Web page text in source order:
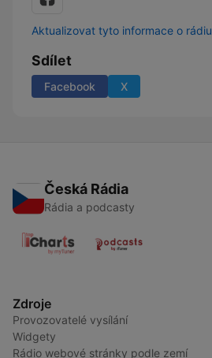
Aktualizovat tyto informace o rádiu
Sdílet
Facebook X
Česká Rádia
Rádia a podcasty
Zdroje
Provozovatelé vysílání
Widgety
Rádio webové stránky podle zemí